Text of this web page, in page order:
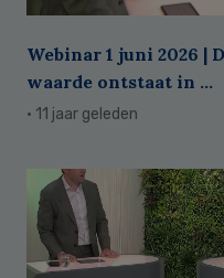
Webinar 1 juni 2026 |
waarde ontstaat in ...
· 11 jaar geleden